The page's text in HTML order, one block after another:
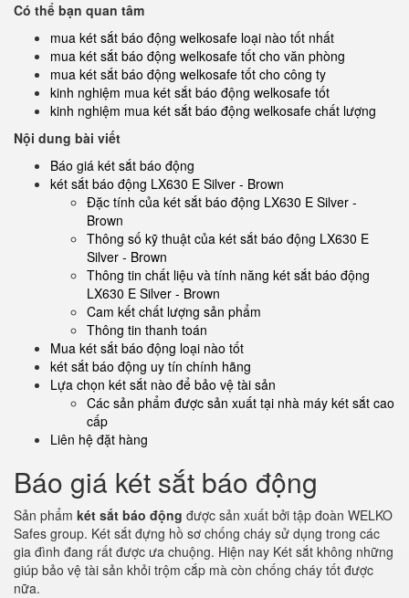
Có thể bạn quan tâm
mua két sắt báo động welkosafe loại nào tốt nhất
mua két sắt báo động welkosafe tốt cho văn phòng
mua két sắt báo động welkosafe tốt cho công ty
kinh nghiệm mua két sắt báo động welkosafe tốt
kinh nghiệm mua két sắt báo động welkosafe chất lượng
Nội dung bài viết
Báo giá két sắt báo động
két sắt báo động LX630 E Silver - Brown
Đặc tính của két sắt báo động LX630 E Silver -
Brown
Thông số kỹ thuật của két sắt báo động LX630 E
Silver - Brown
Thông tin chất liệu và tính năng két sắt báo động
LX630 E Silver - Brown
Cam kết chất lượng sản phẩm
Thông tin thanh toán
Mua két sắt báo động loại nào tốt
két sắt báo động uy tín chính hãng
Lựa chọn két sắt nào để bảo vệ tài sản
Các sản phẩm được sản xuất tại nhà máy két sắt cao
cấp
Liên hệ đặt hàng
Báo giá két sắt báo động
Sản phẩm két sắt báo động được sản xuất bởi tập đoàn WELKO
Safes group. Két sắt đựng hồ sơ chống cháy sử dụng trong các
gia đình đang rất được ưa chuộng. Hiện nay Két sắt không những
giúp bảo vệ tài sản khỏi trộm cắp mà còn chống cháy tốt được
nữa.